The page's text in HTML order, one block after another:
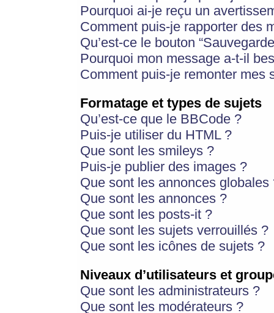
Pourquoi ai-je reçu un
Comment puis-je rapporter des
Qu’est-ce le bouton
Pourquoi mon message a-t-il
Comment puis-je remonter mes
Formatage et types de sujets
Qu’est-ce que le BBCode ?
Puis-je utiliser du HTML ?
Que sont les smileys ?
Puis-je publier des images ?
Que sont les annonces globales
Que sont les annonces ?
Que sont les posts-it ?
Que sont les sujets verrouillés ?
Que sont les icônes de sujets ?
Niveaux d’utilisateurs et
Que sont les administrateurs ?
Que sont les modérateurs ?